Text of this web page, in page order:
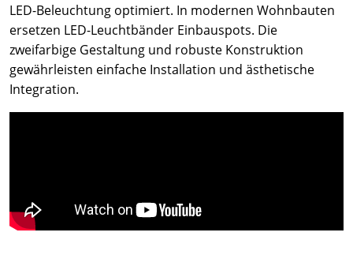
LED-Beleuchtung optimiert. In modernen Wohnbauten
ersetzen LED-Leuchtbänder Einbauspots. Die
zweifarbige Gestaltung und robuste Konstruktion
gewährleisten einfache Installation und ästhetische
Integration.